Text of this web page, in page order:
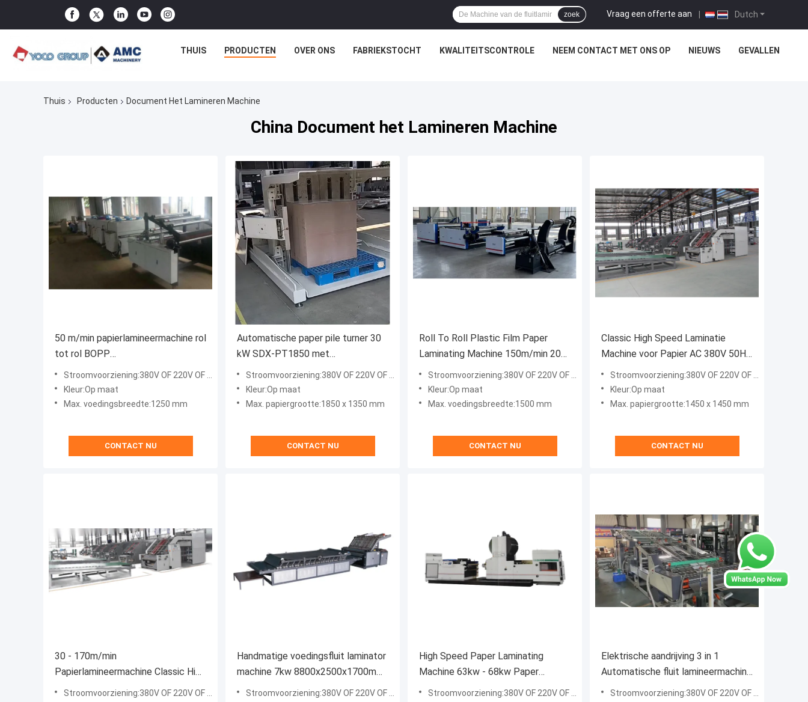
Dutch
Vraag een offerte aan |
zoek
THUIS PRODUCTEN OVER ONS FABRIEKSTOCHT KWALITEITSCONTROLE NEEM CONTACT MET ONS OP NIEUWS GEVALLEN
Thuis Producten Document Het Lamineren Machine
China Document het Lamineren Machine
50 m/min papierlamineermachine rol
tot rol BOPP
plasticfilmlamineermachine
Stroomvoorziening:380V OF 220V OF 415V
Kleur:Op maat
Max. voedingsbreedte:1250 mm
CONTACT NU
Automatische paper pile turner 30
kW SDX-PT1850 met
afstandsbediening
Stroomvoorziening:380V OF 220V OF 415V
Kleur:Op maat
Max. papiergrootte:1850 x 1350 mm
CONTACT NU
Roll To Roll Plastic Film Paper
Laminating Machine 150m/min 200
- 450gsm Papier Gram
Stroomvoorziening:380V OF 220V OF 415V
Kleur:Op maat
Max. voedingsbreedte:1500 mm
CONTACT NU
Classic High Speed Laminatie
Machine voor Papier AC 380V 50HZ
SDX-1450
Stroomvoorziening:380V OF 220V OF 415V
Kleur:Op maat
Max. papiergrootte:1450 x 1450 mm
CONTACT NU
30 - 170m/min
Papierlamineermachine Classic High
Speed Laminator 50HZ SDX-1180
Stroomvoorziening:380V OF 220V OF 415V
Handmatige voedingsfluit laminator
machine 7kw 8800x2500x1700mm
BZJ-1600Q2
Stroomvoorziening:380V OF 220V OF 415V
High Speed Paper Laminating
Machine 63kw - 68kw Paper
Laminator Machine MTM-108C
Stroomvoorziening:380V OF 220V OF 415V
Elektrische aandrijving 3 in 1
Automatische fluit lamineermachine
BZJ-1600S5
Stroomvoorziening:380V OF 220V OF 415V